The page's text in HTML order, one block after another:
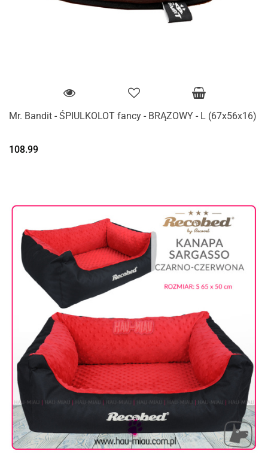
Mr. Bandit - ŚPIULKOLOT fancy - BRĄZOWY - L (67x56x16)
108.99